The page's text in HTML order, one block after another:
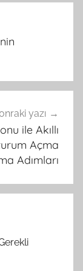
yazı
ile Akıllı
Açma
Adımları